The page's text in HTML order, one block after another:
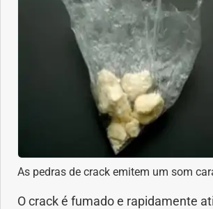
Beleza e Cosmética
Cirurgia Plástica
Dengue
As pedras de crack emitem um som
O crack é fumado e rapidamente